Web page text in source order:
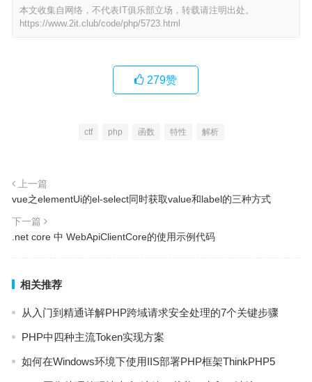
本文收集自网络，不代表IT俱乐部立场，转载请注明出处。
https://www.2it.club/code/php/5723.html
279赞
ctf php 函数 特性 解析
上一篇
vue之elementUi的el-select同时获取value和label的三种方式
下一篇
.net core 中 WebApiClientCore的使用示例代码
相关推荐
从入门到精通详解PHP跨域请求安全处理的7个关键步骤
PHP中四种主流Token实现方案
如何在Windows环境下使用IIS部署PHP框架ThinkPHP5